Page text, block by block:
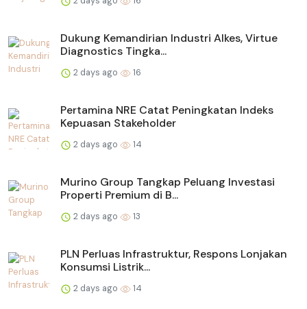
Dukung Kemandirian Industri Alkes, Virtue
Diagnostics Tingka...
2 days ago 16
Pertamina NRE Catat Peningkatan Indeks
Kepuasan Stakeholder
2 days ago 14
Murino Group Tangkap Peluang Investasi
Properti Premium di B...
2 days ago 13
PLN Perluas Infrastruktur, Respons Lonjakan
Konsumsi Listrik...
2 days ago 14